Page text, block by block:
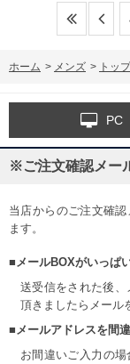
ホーム > メンズ > トッ
PC
※ご注文確認メー
当店からのご注文確
ます。
■メールBOXがいっぱ
送受信をされた後
頂きましたらメール
■メールアドレスを間違
お間違いご入力の